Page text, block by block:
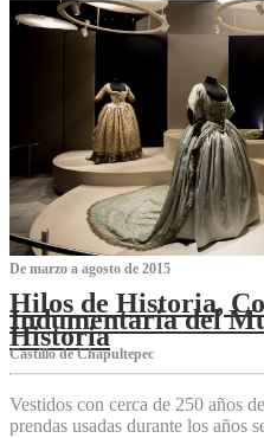
De marzo a agosto de 2015
Hilos de Historia,
Indumentaria del
Historia
Castillo de Chapultepec
Vestidos con cerca de 250 años
prendas usadas durante los años